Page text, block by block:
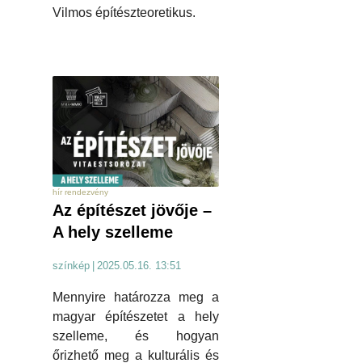
Vilmos építészteoretikus.
hír rendezvény
Az építészet jövője –
A hely szelleme
színkép | 2025.05.16. 13:51
Mennyire határozza meg a
magyar építészetet a hely
szelleme, és hogyan
őrizhető meg a kulturális és